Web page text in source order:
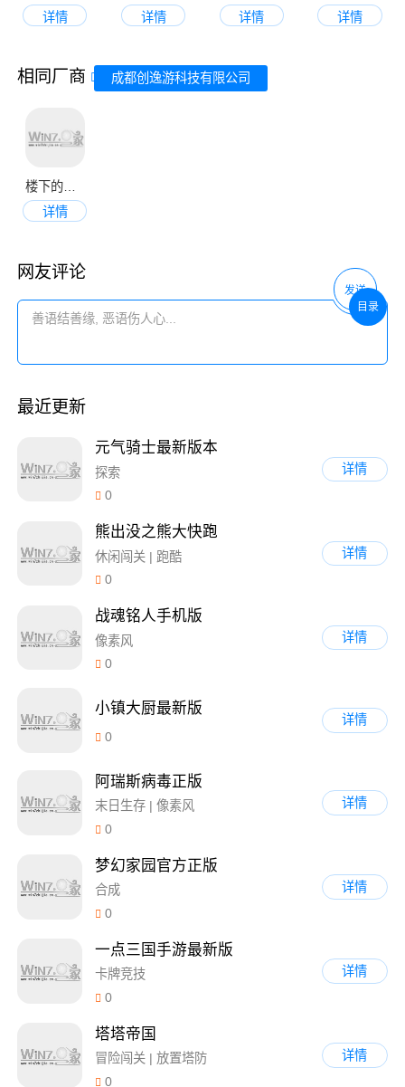
详情
详情
详情
详情
相同厂商 成都创逸游科技有限公司
楼下的早餐店官网版
详情
网友评论
发送
最近更新
元气骑士最新版本
探索
0
详情
熊出没之熊大快跑
休闲闯关 | 跑酷
0
详情
战魂铭人手机版
像素风
0
详情
小镇大厨最新版
0
详情
阿瑞斯病毒正版
末日生存 | 像素风
0
详情
梦幻家园官方正版
合成
0
详情
一点三国手游最新版
卡牌竞技
0
详情
塔塔帝国
冒险闯关 | 放置塔防
0
详情
目录